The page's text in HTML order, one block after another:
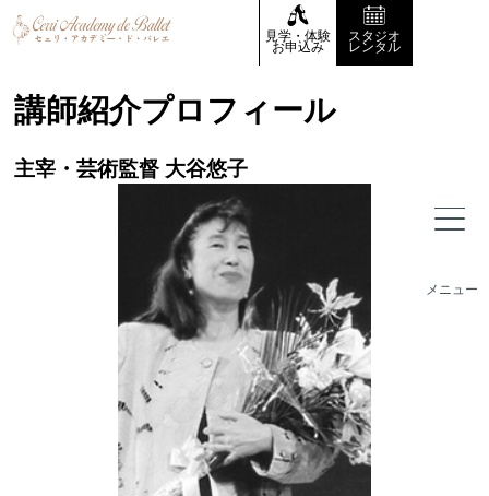
見学・体験
お申込み
スタジオ
レンタル
メニュー
講師紹介プロフィール
主宰・芸術監督 大谷悠子